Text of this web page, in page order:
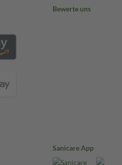
Bewerte uns
Sanicare App